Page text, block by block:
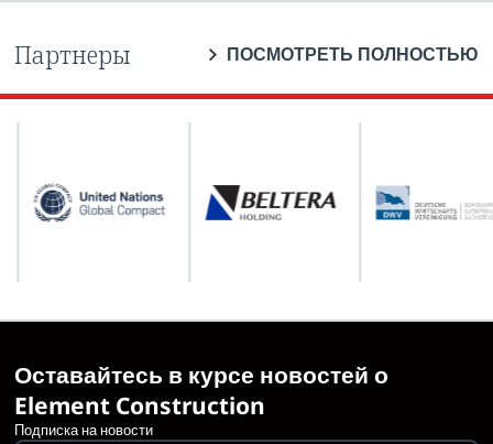
Партнеры ПОСМОТРЕТЬ ПОЛНОСТЬЮ
Оставайтесь в курсе новостей о
Element Construction
Подписка на новости